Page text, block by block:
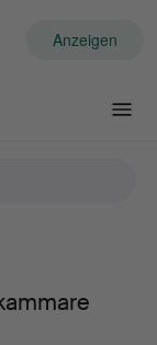
Anzeigen